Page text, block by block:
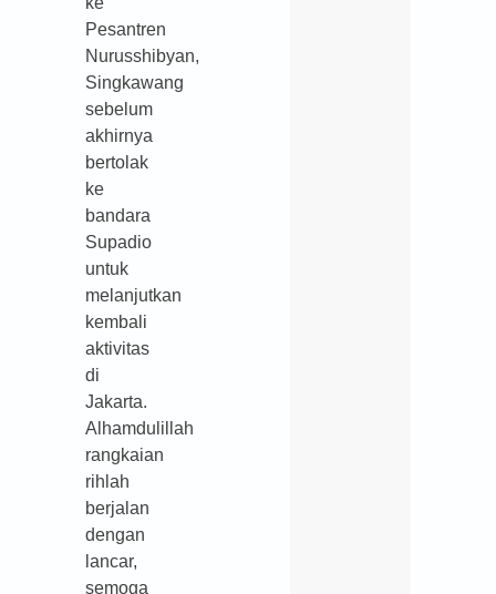
Pesantren
Nurusshibyan,
Singkawang
sebelum
akhirnya
bertolak
ke
bandara
Supadio
untuk
melanjutkan
kembali
aktivitas
di
Jakarta.
Alhamdulillah
rangkaian
rihlah
berjalan
dengan
lancar,
semoga